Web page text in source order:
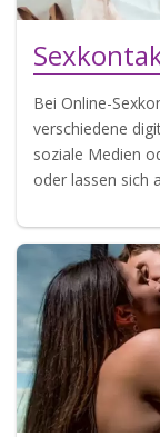
Bei Online-
verschiedene
soziale Medien
oder lassen sich